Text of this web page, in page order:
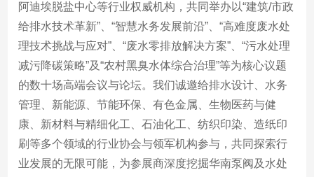
阿迪埃脱盐中心等行业权威机构，共同举办以“建筑/市政
给排水技术革新”、“智慧水务发展前沿”、“高难度废水处
理技术挑战与应对”、“废水零排放解决方案”、“污水处理
减污降碳策略”及“农村黑臭水体综合治理”等为核心议题
的数十场高端会议与论坛。我们诚邀给排水设计、水务
管理、新能源、节能环保、有色金属、生物医药与健
康、新材料与精细化工、石油化工、纺织印染、造纸印
刷等多个领域的行业协会与领军机构参与，共同探索行
业发展的无限可能，为参展商深度挖掘华南泵阀及水处